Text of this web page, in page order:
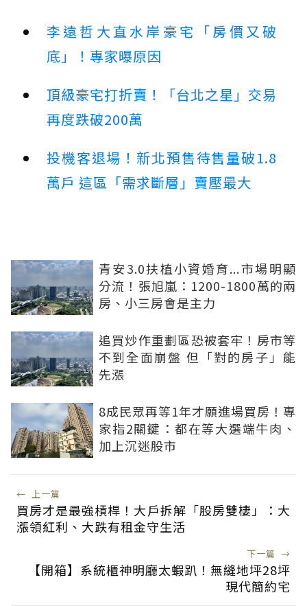
李遠哲大直水岸豪宅「房價又破
底」！專家曝原因
頂級豪宅打折賣！「台北之星」交易
再度跌破200萬
投機客退場！新北預售待售量破1.8
萬戶 這區「需求斷層」賣壓最大
青安3.0扶植小資婚育...市場明顯
分流！張旭嵐：1200-1800萬的兩
房、小三房會是主力
追買炒作重劃區恐被套牢！房市等
不到全面崩盤 但「對的房子」能
先漲
8成民眾再等1年才願進場買房！專
家指2關鍵：都在等大選端牛肉、
加上沉迷股市
← 上一篇
買房才是最強槓桿！大戶拆解「股房雙棲」：大
漲領紅利、大跌有租金守生活
下一篇 →
【開箱】系統櫃神明廳太蝦趴！無縫地坪28坪
現代簡約宅